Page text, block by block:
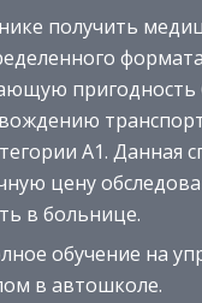
получить
пригодность
А1. Данная
цену
в больнице.
обучение на
в автошколе.